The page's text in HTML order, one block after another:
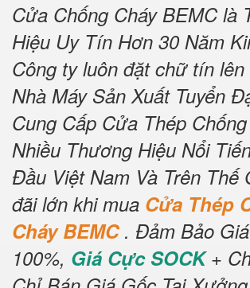
Cửa Chống Cháy BEMC là
Hiệu Uy Tín Hơn 30 Năm
Công ty luôn đặt chữ tín lên
Nhà Máy Sản Xuất Tuyển
Cung Cấp Cửa Thép
Nhiều Thương Hiệu Nổi
Đầu Việt Nam Và Trên Thế
đãi lớn khi mua Cửa Thép
Cháy BEMC . Đảm Bảo
100%, Giá Cực SOCK+